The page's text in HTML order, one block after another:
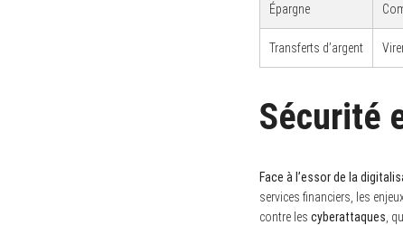
Épargne
Transferts d’argent
Sécurité
Face à l’essor de la
services financiers, les
contre les cyberattaques ,